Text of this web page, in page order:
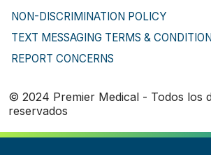
NON-DISCRIMINATION POLICY
TEXT MESSAGING TERMS &
REPORT CONCERNS
© 2024 Premier Medical - Todos los
reservados